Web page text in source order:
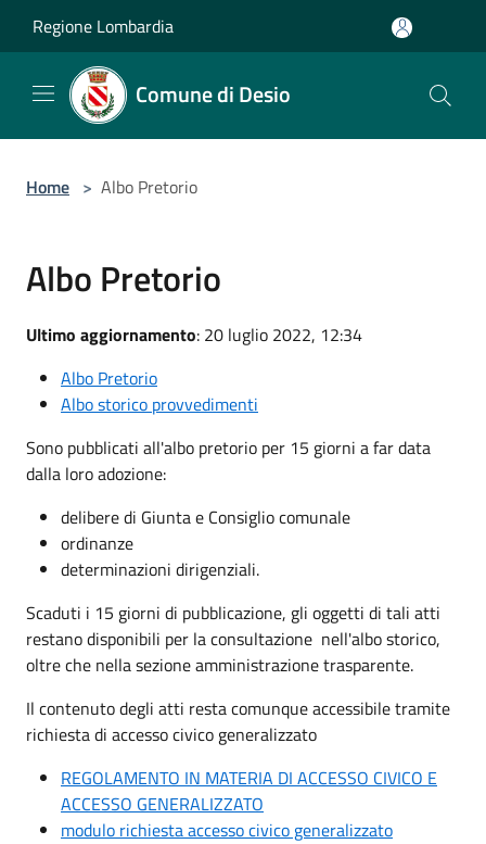
Regione Lombardia
Comune di Desio
Home > Albo Pretorio
Albo Pretorio
Ultimo aggiornamento: 20 luglio 2022, 12:34
Albo Pretorio
Albo storico provvedimenti
Sono pubblicati all'albo pretorio per 15 giorni a far data
dalla loro adozione:
delibere di Giunta e Consiglio comunale
ordinanze
determinazioni dirigenziali.
Scaduti i 15 giorni di pubblicazione, gli oggetti di tali atti
restano disponibili per la consultazione nell'albo storico,
oltre che nella sezione amministrazione trasparente.
Il contenuto degli atti resta comunque accessibile tramite
richiesta di accesso civico generalizzato
REGOLAMENTO IN MATERIA DI ACCESSO CIVICO E
ACCESSO GENERALIZZATO
modulo richiesta accesso civico generalizzato